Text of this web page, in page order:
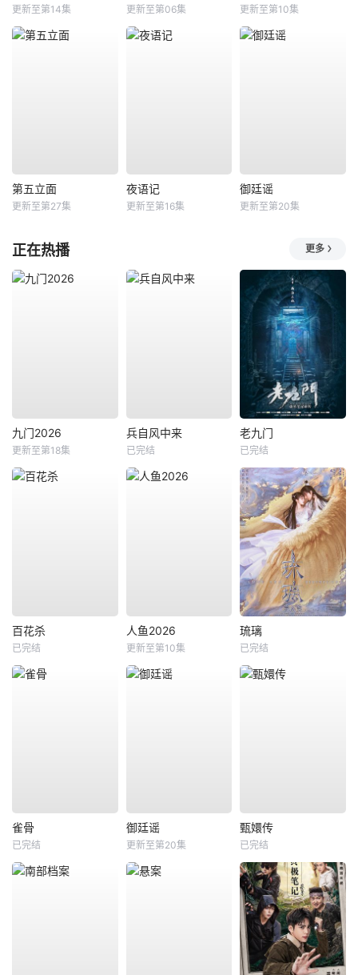
更新至第14集 更新至第06集 更新至第10集
第五立面
更新至第27集
夜语记
更新至第16集
御廷谣
更新至第20集
正在热播 更多
九门2026
更新至第18集
兵自风中来
已完结
老九门
已完结
百花杀
已完结
人鱼2026
更新至第10集
琉璃
已完结
雀骨
已完结
御廷谣
更新至第20集
甄嬛传
已完结